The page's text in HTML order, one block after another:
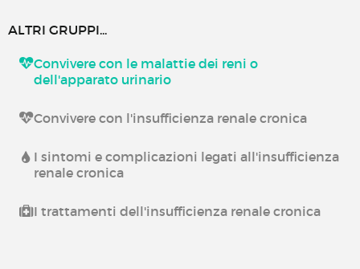
ALTRI GRUPPI...
Convivere con le malattie dei reni o
dell'apparato urinario
Convivere con l'insufficienza renale cronica
I sintomi e complicazioni legati all'insufficienza
renale cronica
I trattamenti dell'insufficienza renale cronica